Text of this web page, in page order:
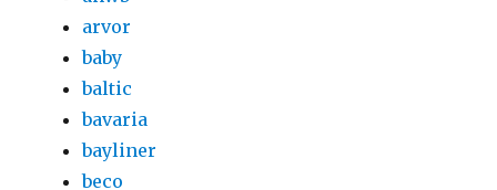
arvor
baby
baltic
bavaria
bayliner
beco